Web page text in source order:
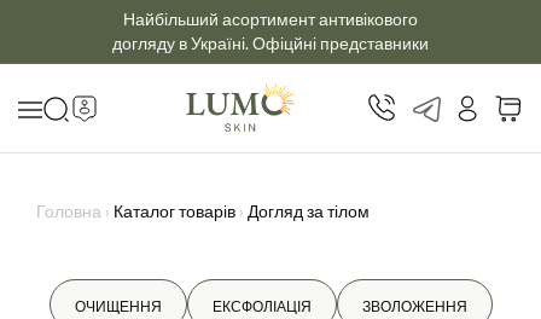
Найбільший асортимент антивікового
догляду в Україні. Офіцйні представники
Головна › Каталог товарів › Догляд за тілом
ОЧИЩЕННЯ ЕКСФОЛІАЦІЯ ЗВОЛОЖЕННЯ